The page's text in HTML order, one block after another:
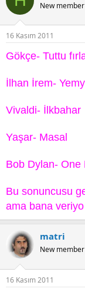
New member
16 Kasım 2011
Gökçe- Tuttu
İlhan İrem-
Vivaldi- İlkbahar
Yaşar- Masal
Bob Dylan- One
Bu sonuncusu
ama bana
matri
New member
16 Kasım 2011